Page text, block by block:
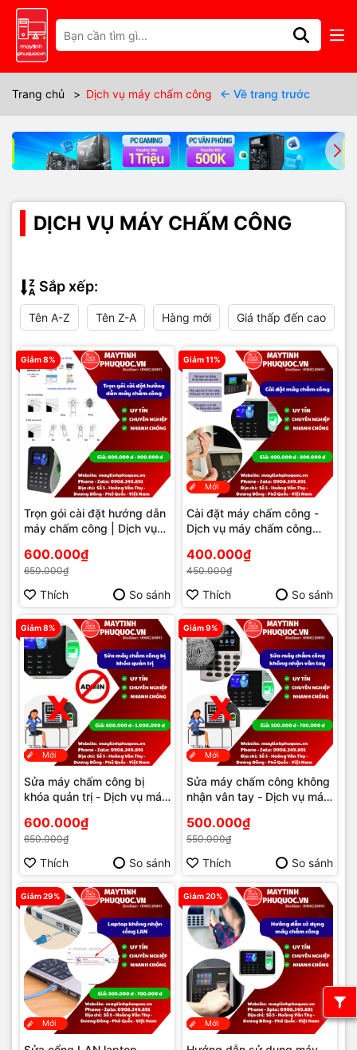
Trang chủ > Dịch vụ máy chấm công ← Về trang trước
DỊCH VỤ MÁY CHẤM CÔNG
Sắp xếp:
Tên A-Z Tên Z-A Hàng mới Giá thấp đến cao
Giảm 8%
Trọn gói cài đặt hướng dẫn
máy chấm công | Dịch vụ
Phú Quốc | Vi Tính Hải
Đăng
600.000₫
650.000₫
Thích So sánh
Mới
Giảm 11%
Cài đặt máy chấm công -
Dịch vụ máy chấm công
Quốc | Vi Tính Hải Đăng
400.000₫
450.000₫
Thích So sánh
Mới
Giảm 8%
Sửa máy chấm công bị
khóa quản trị - Dịch vụ máy
Tính Phú Quốc | Vi Tính Hải
Đăng
600.000₫
650.000₫
Thích So sánh
Mới
Giảm 9%
Sửa máy chấm công không
nhận vân tay - Dịch vụ máy
Tính Phú Quốc | Vi Tính Hải
Đăng
500.000₫
550.000₫
Thích So sánh
Mới
Giảm 29%
Mới
Giảm 20%